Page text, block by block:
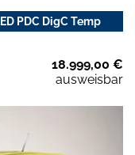
PDC DigC Temp
18.999,00 €
ausweisbar